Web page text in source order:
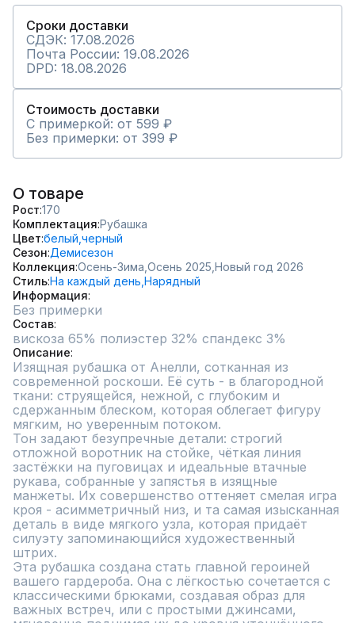
Сроки доставки
СДЭК: 17.08.2026
Почта России: 19.08.2026
DPD: 18.08.2026
Стоимость доставки
С примеркой: от 599 ₽
Без примерки: от 399 ₽
О товаре
Рост 170
Комплектация Рубашка
Цвет белый, черный
Сезон Демисезон
Коллекция Осень-Зима, Осень 2025, Новый год 2026
СтильНа каждый день, Нарядный
Информация
Без примерки
Состав
вискоза 65% полиэстер 32% спандекс 3%
Описание
Изящная рубашка от Анелли, сотканная из
современной роскоши. Её суть - в благородной
ткани: струящейся, нежной, с глубоким и
сдержанным блеском, которая облегает фигуру
мягким, но уверенным потоком.
Тон задают безупречные детали: строгий
отложной воротник на стойке, чёткая линия
застёжки на пуговицах и идеальные втачные
рукава, собранные у запястья в изящные
манжеты. Их совершенство оттеняет смелая игра
кроя - асимметричный низ, и та самая изысканная
деталь в виде мягкого узла, которая придаёт
силуэту запоминающийся художественный
штрих.
Эта рубашка создана стать главной героиней
вашего гардероба. Она с лёгкостью сочетается с
классическими брюками, создавая образ для
важных встреч, или с простыми джинсами,